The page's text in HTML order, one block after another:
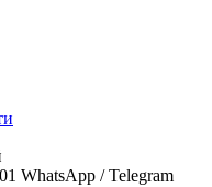
WhatsApp / Telegram